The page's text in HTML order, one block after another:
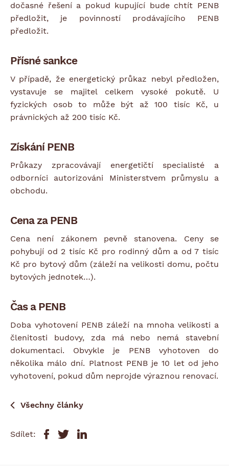
dočasné řešení a pokud kupující bude chtít PENB
předložit, je povinností prodávajícího PENB
předložit.
Přísné sankce
V případě, že energetický průkaz nebyl předložen,
vystavuje se majitel celkem vysoké pokutě. U
fyzických osob to může být až 100 tisíc Kč, u
právnických až 200 tisíc Kč.
Získání PENB
Průkazy zpracovávají energetičtí specialisté a
odborníci autorizováni Ministerstvem průmyslu a
obchodu.
Cena za PENB
Cena není zákonem pevně stanovena. Ceny se
pohybují od 2 tisíc Kč pro rodinný dům a od 7 tisíc
Kč pro bytový dům (záleží na velikosti domu, počtu
bytových jednotek…).
Čas a PENB
Doba vyhotovení PENB záleží na mnoha velikosti a
členitosti budovy, zda má nebo nemá stavební
dokumentaci. Obvykle je PENB vyhotoven do
několika málo dní. Platnost PENB je 10 let od jeho
vyhotovení, pokud dům neprojde výraznou renovací.
Všechny články
Sdílet: